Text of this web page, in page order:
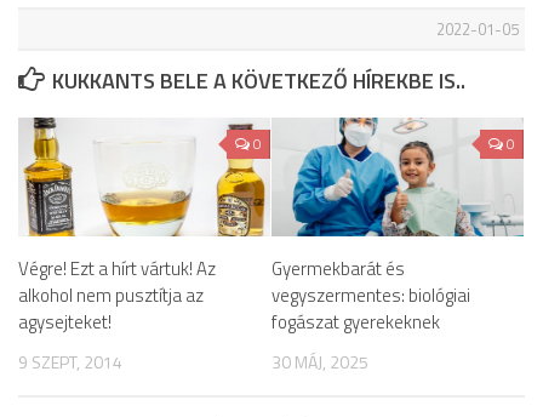
2022-01-05
KUKKANTS BELE A KÖVETKEZŐ HÍREKBE IS..
0
Végre! Ezt a hírt vártuk! Az
alkohol nem pusztítja az
agysejteket!
9 SZEPT, 2014
0
Gyermekbarát és
vegyszermentes: biológiai
fogászat gyerekeknek
30 MÁJ, 2025